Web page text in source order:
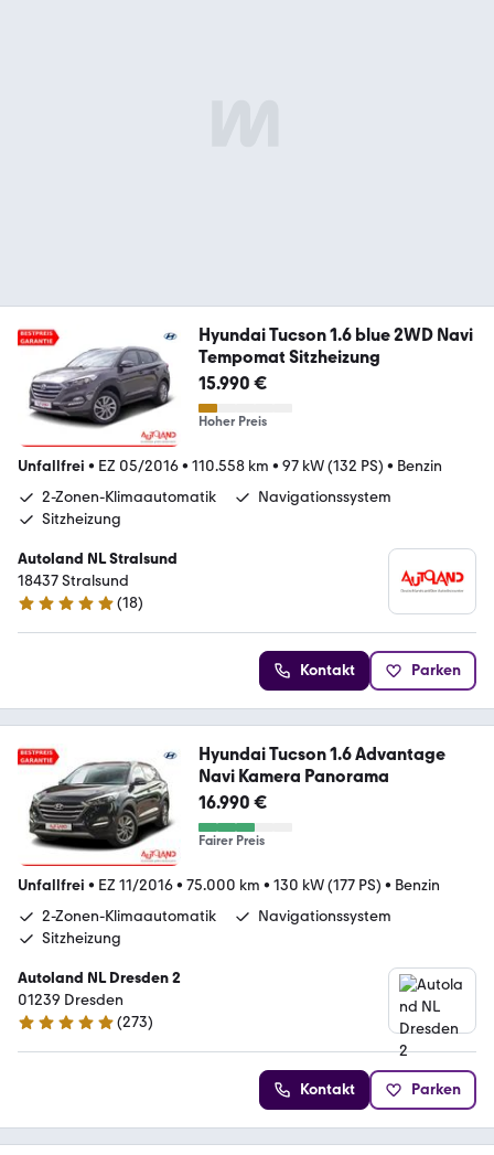
Hyundai Tucson 1.6 blue 2WD Navi
Tempomat Sitzheizung
15.990 €
Hoher Preis
Unfallfrei • EZ 05/2016• 110.558 km • 97 kW (132 PS) • Benzin
2-Zonen-Klimaautomatik
Navigationssystem
Sitzheizung
Autoland NL Stralsund
18437 Stralsund
4.9 Sterne
(18)
Kontakt Parken
Hyundai Tucson 1.6 Advantage
Navi Kamera Panorama
16.990 €
Fairer Preis
Unfallfrei • EZ 11/2016• 75.000 km • 130 kW (177 PS) • Benzin
2-Zonen-Klimaautomatik
Navigationssystem
Sitzheizung
Autoland NL Dresden 2
01239 Dresden
4.9 Sterne
(273)
Kontakt Parken